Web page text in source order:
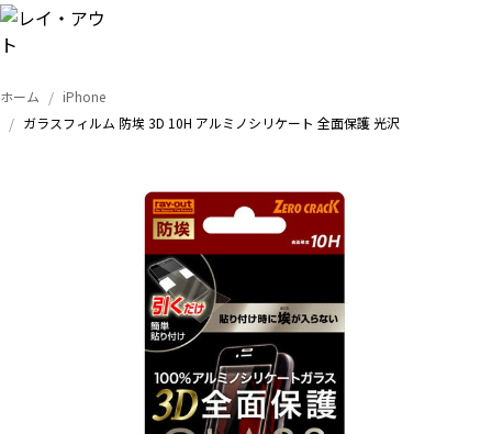
ホーム
iPhone
ガラスフィルム 防埃 3D 10H アルミノシリケート 全面保護 光沢